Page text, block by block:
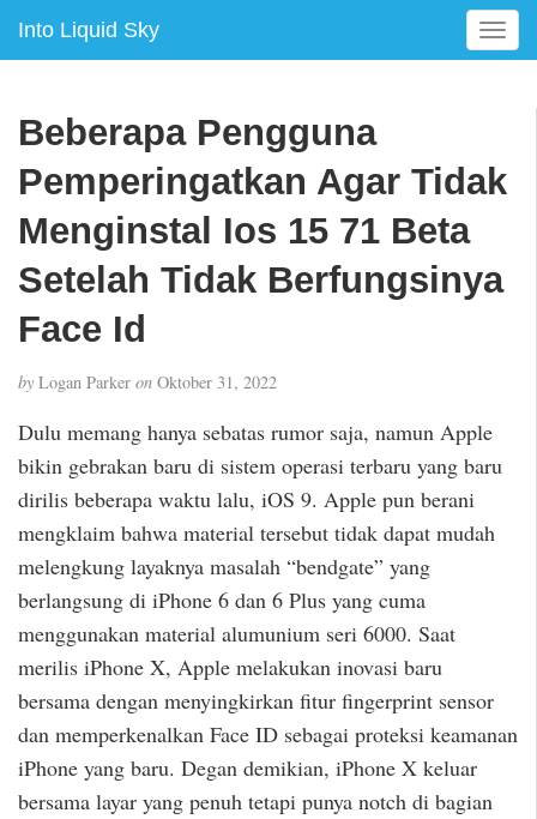
Into Liquid Sky
T
o
e
n
i
g
n
Beberapa Pengguna
Pemperingatkan Agar Tidak
Menginstal Ios 15 71 Beta
Setelah Tidak Berfungsinya
Face Id
by Logan Parker on Oktober 31, 2022
Dulu memang hanya sebatas rumor saja, namun Apple
bikin gebrakan baru di sistem operasi terbaru yang baru
dirilis beberapa waktu lalu, iOS 9. Apple pun berani
mengklaim bahwa material tersebut tidak dapat mudah
melengkung layaknya masalah “bendgate” yang
berlangsung di iPhone 6 dan 6 Plus yang cuma
menggunakan material alumunium seri 6000. Saat
merilis iPhone X, Apple melakukan inovasi baru
bersama dengan menyingkirkan fitur fingerprint sensor
dan memperkenalkan Face ID sebagai proteksi keamanan
iPhone yang baru. Degan demikian, iPhone X keluar
bersama layar yang penuh tetapi punya notch di bagian